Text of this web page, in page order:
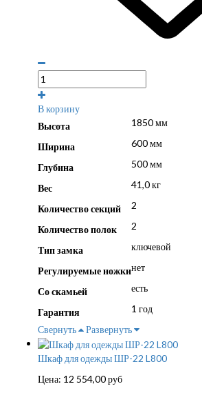
В корзину
Высота
1850 мм
Ширина 600 мм
Глубина 500 мм
Вес 41,0 кг
Количество секций 2
Количество полок 2
Тип замка ключевой
Регулируемые ножкинет
Со скамьей есть
Гарантия
1 год
Свернуть
Развернуть
Шкаф для одежды ШР-22 L800
Цена: 12 554,00руб